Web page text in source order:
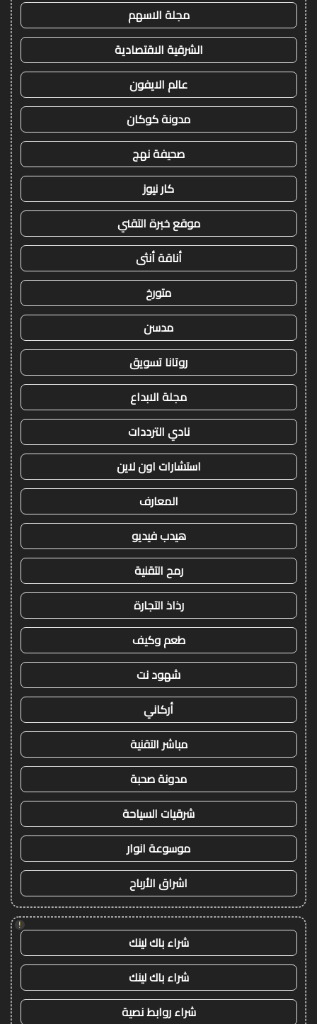
مجلة الاسهم
الشرقية الاقتصادية
عالم الايفون
مدونة كوكان
صحيفة نهج
كار نيوز
موقع خبرة التقني
أناقة أنثى
متورخ
مدسن
روتانا تسويق
مجلة الابداع
نادي الترددات
استشارات اون لاين
المعارف
هيدب فيديو
رمح التقنية
رذاذ التجارة
طعم وكيف
شهود نت
أركاني
مباشر التقنية
مدونة صحبة
شرقيات السياحة
موسوعة انوار
اشراق الأرباح
!
شراء باك لينك
شراء باك لينك
شراء روابط نصية